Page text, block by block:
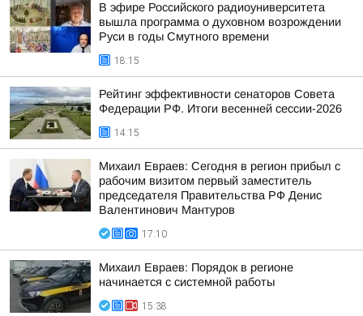
В эфире Российского радиоуниверситета
вышла программа о духовном возрождении
Руси в годы Смутного времени
18:15
Рейтинг эффективности сенаторов Совета
Федерации РФ. Итоги весенней сессии-2026
14:15
Михаил Евраев: Сегодня в регион прибыл с
рабочим визитом первый заместитель
председателя Правительства РФ Денис
Валентинович Мантуров
17:10
Михаил Евраев: Порядок в регионе
начинается с системной работы
15:38